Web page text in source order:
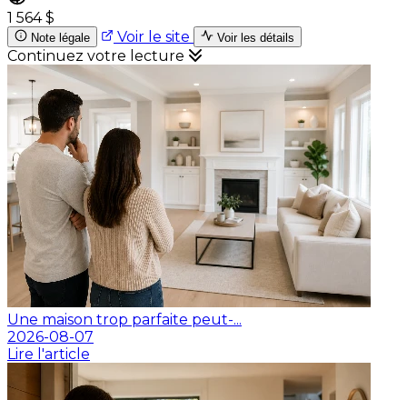
1 564 $
Note légale Voir le site Voir les détails
Continuez votre lecture
Une maison trop parfaite peut-...
2026-08-07
Lire l'article